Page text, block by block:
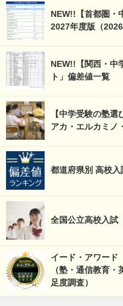
NEW!!【首都圏・
2027年度版（2026
NEW!!【関西・中
ト」偏差値一覧
【中学受験の塾
アカ・エルカミノ
都道府県別 高校
全国公立高校入試
イード・アワード
（塾・通信教育
足度調査）